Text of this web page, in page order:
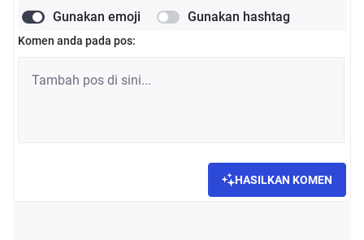
Gunakan emoji Gunakan hashtag
Komen anda pada pos:
HASILKAN KOMEN